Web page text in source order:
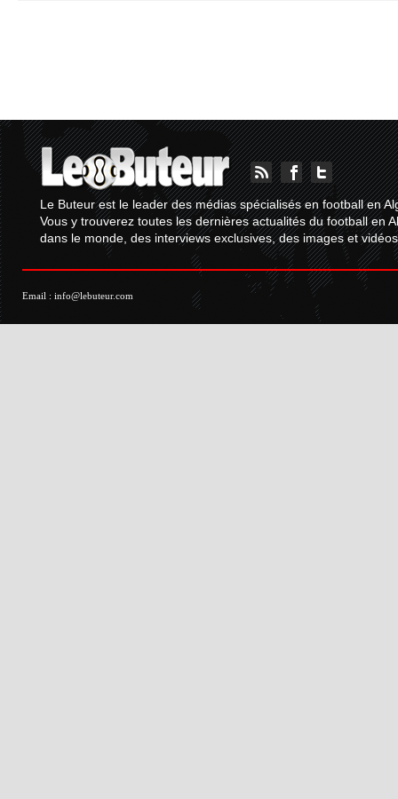
Le Buteur est le leader des médias spécialisés en football en
Vous y trouverez toutes les dernières actualités du football en
dans le monde, des interviews exclusives, des images et
Email : info@lebuteur.com